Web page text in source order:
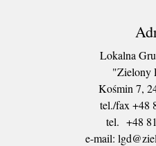
Lokalna
"Zielony
Kośmin 7,
tel./fax +48
tel. +48
​e-mail: